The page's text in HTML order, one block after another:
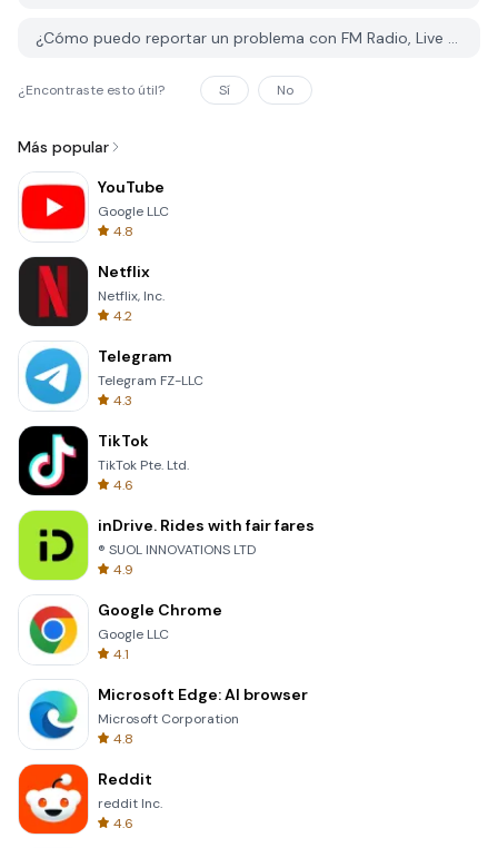
¿Cómo puedo reportar un problema con FM Radio, Live FM, Live radio en PGYER APK HUB?
¿Encontraste esto útil? Sí No
Más popular
YouTube
Google LLC
4.8
Netflix
Netflix, Inc.
4.2
Telegram
Telegram FZ-LLC
4.3
TikTok
TikTok Pte. Ltd.
4.6
inDrive. Rides with fair fares
® SUOL INNOVATIONS LTD
4.9
Google Chrome
Google LLC
4.1
Microsoft Edge: AI browser
Microsoft Corporation
4.8
Reddit
reddit Inc.
4.6